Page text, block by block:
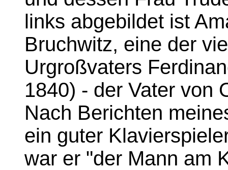
links abgebildet ist
Bruchwitz, eine der
Urgroßvaters
1840) - der Vater von
Nach Berichten
ein guter
war er "der Mann am